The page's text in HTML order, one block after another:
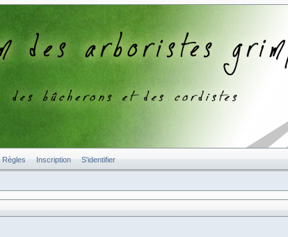
Règles Inscription S'identifier